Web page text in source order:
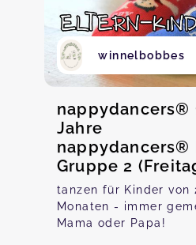
winnelbobbes
nappydancers®
Jahre
nappydancers®
Gruppe 2
tanzen für Kinder von
Monaten - immer
Mama oder Papa!